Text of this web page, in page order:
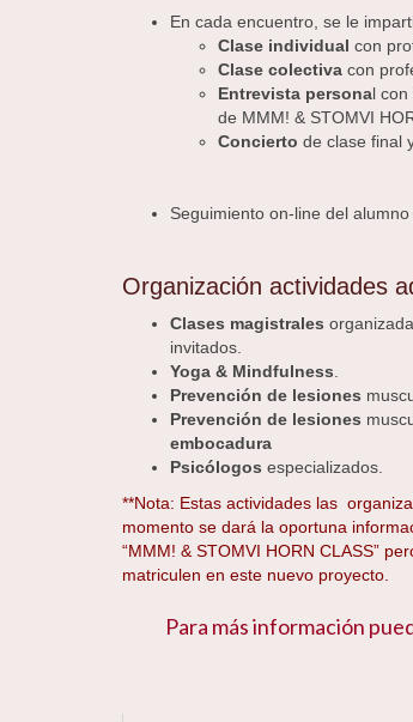
En cada encuentro, se le
Clase individual con
Clase colectiva con
Entrevista personal
de MMM! & STOMVI
Concierto de clase final
Seguimiento on-line del
Organización actividades
Clases magistrales
invitados.
Yoga & Mindfulness
Prevención de lesiones
Prevención de lesiones
embocadura
Psicólogos especializados.
**Nota: Estas actividades las
momento se dará la oportuna
“MMM! & STOMVI HORN CLASS”
matriculen en este nuevo proyecto.
Para más información